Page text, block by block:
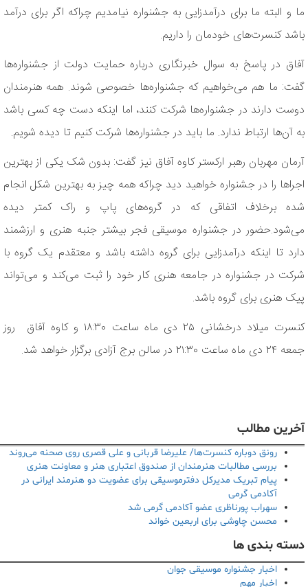
ما و البته ما برای درآمدزایی به جشنواره نیامدیم چراکه اگر برای درآمد
باشد کنسرت‌های خودمان را داریم.
آفاق در پاسخ به سوال خبرنگاری درباره حمایت دولت از جشنواره‌ها
گفت: ما هم می‌خواهیم که جشنواره‌ها خصوصی شوند. همه هنرمندان
دوست دارند در جشنواره‌ها شرکت کنند، اما اینکه دست چه کسی باشد
به آن‌ها ارتباط ندارد. ما باید در جشنواره‌ها شرکت کنیم تا دیده شویم.
آرمان مهربان رهبر ارکستر کاوه آفاق نیز گفت: بدون شک یکی از بهترین
اجراها را در جشنواره خواهید دید چراکه همه چیز به بهترین شکل انجام
شده برخلاف اتفاقی که در گروه‌های پاپ و راک کمتر دیده
می‌شود.حضور در جشنواره موسیقی فجر بیشتر جنبه هنری و ارزشمند
دارد تا اینکه درآمدزایی برای گروه داشته باشد و معتقدم یک گروه با
شرکت در جشنواره در جامعه هنری کار خود را ثبت می‌کند و می‌تواند
پیک هنری برای گروه باشد.
کنسرت میلاد درخشانی ٢۵ دی ماه ساعت ١٨:٣٠ و کاوه آفاق روز
جمعه ۲۴ دی ماه ساعت ۲۱:۳۰ در سالن برج آزادی برگزار خواهد شد.
آخرین مطالب
رونق دوباره کنسرت‌ها/ علیرضا قربانی و علی قصری روی صحنه می‌روند
بررسی مطالبات هنرمندان از صندوق اعتباری هنر و معاونت هنری
پیام تبریک مدیرکل دفترموسیقی برای عضویت دو هنرمند ایرانی در
آکادمی گرمی
سهراب پورناظری عضو آکادمی گرمی شد
محسن چاوشی برای اربعین خواند
دسته بندی ها
اخبار جشنواره موسیقی جوان
اخبار مهم